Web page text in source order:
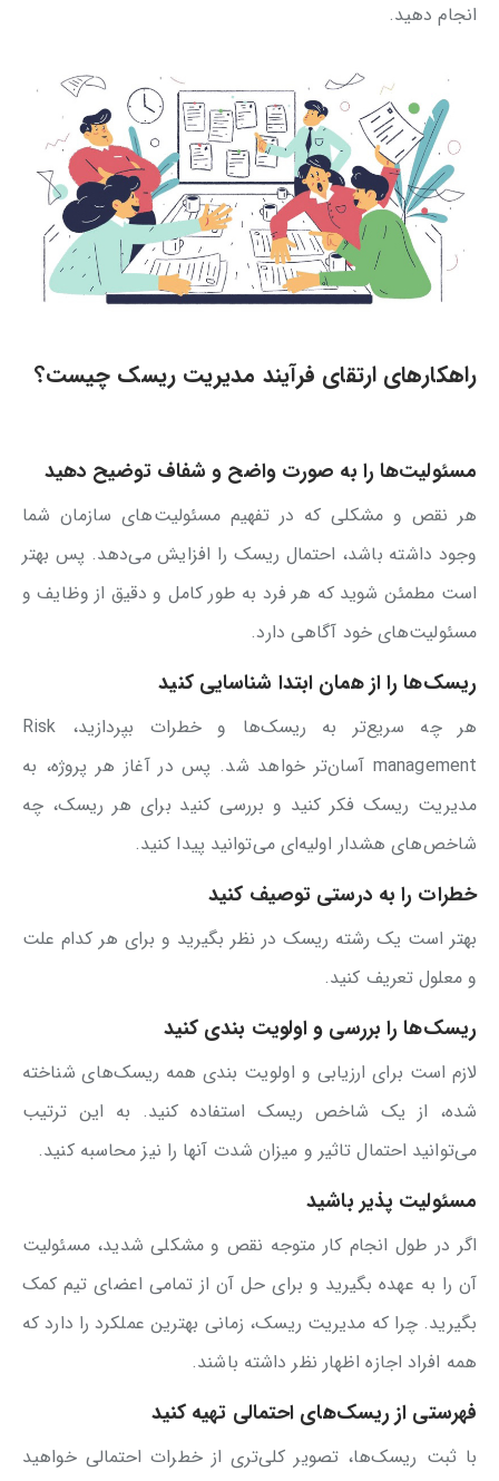
انجام دهید.
راهکارهای ارتقای فرآیند مدیریت ریسک چیست؟
مسئولیت‌ها را به صورت واضح و شفاف توضیح دهید
هر نقص و مشکلی که در تفهیم مسئولیت‌های سازمان شما
وجود داشته باشد، احتمال ریسک را افزایش می‌دهد. پس بهتر
است مطمئن شوید که هر فرد به طور کامل و دقیق از وظایف و
مسئولیت‌های خود آگاهی دارد.
ریسک‌ها را از همان ابتدا شناسایی کنید
هر چه سریع‌تر به ریسک‌ها و خطرات بپردازید، Risk
management آسان‌تر خواهد شد. پس در آغاز هر پروژه، به
مدیریت ریسک فکر کنید و بررسی کنید برای هر ریسک، چه
شاخص‌های هشدار اولیه‌ای می‌توانید پیدا کنید.
خطرات را به درستی توصیف کنید
بهتر است یک رشته ریسک در نظر بگیرید و برای هر کدام علت
و معلول تعریف کنید.
ریسک‌ها را بررسی و اولویت بندی کنید
لازم است برای ارزیابی و اولویت بندی همه ریسک‌های شناخته
شده، از یک شاخص ریسک استفاده کنید. به این ترتیب
می‌توانید احتمال تاثیر و میزان شدت آنها را نیز محاسبه کنید.
مسئولیت پذیر باشید
اگر در طول انجام کار متوجه نقص و مشکلی شدید، مسئولیت
آن را به عهده بگیرید و برای حل آن از تمامی اعضای تیم کمک
بگیرید. چرا که مدیریت ریسک، زمانی بهترین عملکرد را دارد که
همه افراد اجازه اظهار نظر داشته باشند.
فهرستی از ریسک‌های احتمالی تهیه کنید
با ثبت ریسک‌ها، تصویر کلی‌تری از خطرات احتمالی خواهید